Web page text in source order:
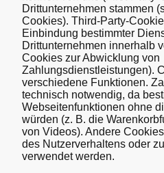
Drittunternehmen stammen
Cookies). Third-Party-
Einbindung bestimmter
Drittunternehmen innerhalb
Cookies zur Abwicklung von
Zahlungsdienstleistungen).
verschiedene Funktionen.
technisch notwendig, da
Webseitenfunktionen ohne
würden (z. B. die
von Videos). Andere
des Nutzerverhaltens oder
verwendet werden.